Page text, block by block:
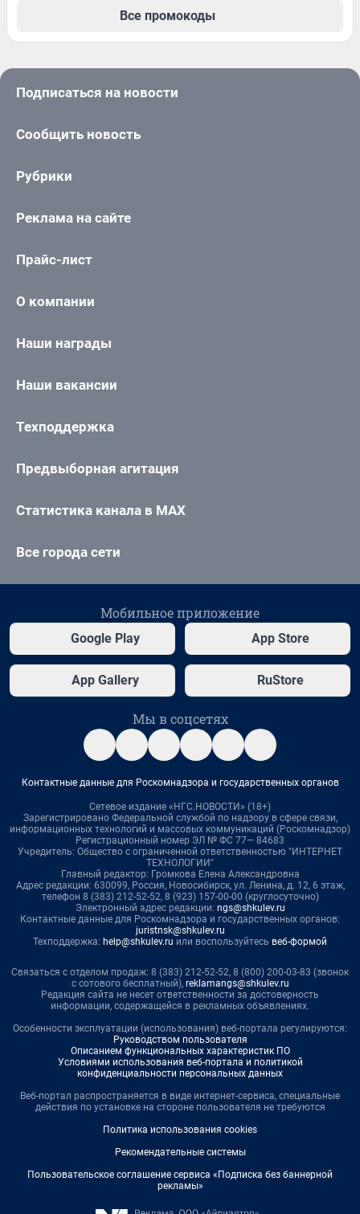
Все промокоды
Подписаться на новости
Сообщить новость
Рубрики
Реклама на сайте
Прайс-лист
О компании
Наши награды
Наши вакансии
Техподдержка
Предвыборная агитация
Статистика канала в MAX
Все города сети
Мобильное приложение
Google Play App Store
App Gallery RuStore
Мы в соцсетях
Контактные данные для Роскомнадзора и государственных органов
Сетевое издание «НГС.НОВОСТИ» (18+)
Зарегистрировано Федеральной службой по надзору в сфере связи,
информационных технологий и массовых коммуникаций (Роскомнадзор)
Регистрационный номер ЭЛ № ФС 77— 84683
Учредитель: Общество с ограниченной ответственностью "ИНТЕРНЕТ
ТЕХНОЛОГИИ"
Главный редактор: Громкова Елена Александровна
Адрес редакции: 630099, Россия, Новосибирск, ул. Ленина, д. 12, 6 этаж,
телефон 8 (383) 212-52-52, 8 (923) 157-00-00 (круглосуточно)
Электронный адрес редакции: ngs@shkulev.ru
Контактные данные для Роскомнадзора и государственных органов:
juristnsk@shkulev.ru
Техподдержка: help@shkulev.ru или воспользуйтесь веб-формой
Связаться с отделом продаж: 8 (383) 212-52-52, 8 (800) 200-03-83 (звонок
с сотового бесплатный), reklamangs@shkulev.ru
Редакция сайта не несет ответственности за достоверность
информации, содержащейся в рекламных объявлениях.
Особенности эксплуатации (использования) веб-портала регулируются:
Руководством пользователя
Описанием функциональных характеристик ПО
Условиями использования веб-портала и политикой
конфиденциальности персональных данных
Веб-портал распространяется в виде интернет-сервиса, специальные
действия по установке на стороне пользователя не требуются
Политика использования cookies
Рекомендательные системы
Пользовательское соглашение сервиса «Подписка без баннерной
рекламы»